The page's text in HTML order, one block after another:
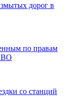
дорог в
по правам
со станций